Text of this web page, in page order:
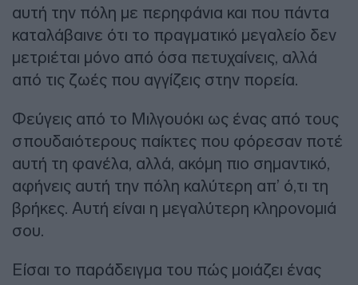
αυτή την πόλη με περηφάνια και που πάντα
καταλάβαινε ότι το πραγματικό μεγαλείο δεν
μετριέται μόνο από όσα πετυχαίνεις, αλλά
από τις ζωές που αγγίζεις στην πορεία.
Φεύγεις από το Μιλγουόκι ως ένας από τους
σπουδαιότερους παίκτες που φόρεσαν ποτέ
αυτή τη φανέλα, αλλά, ακόμη πιο σημαντικό,
αφήνεις αυτή την πόλη καλύτερη απ’ ό,τι τη
βρήκες. Αυτή είναι η μεγαλύτερη κληρονομιά
σου.
Είσαι το παράδειγμα του πώς μοιάζει ένας